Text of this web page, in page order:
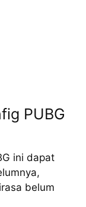
PUBG
ini dapat
belum